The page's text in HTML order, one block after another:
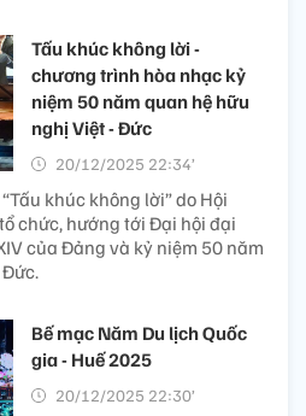
Tấu khúc không lời -
chương trình hòa nhạc kỷ
niệm 50 năm quan hệ hữu
nghị Việt - Đức
20/12/2025 22:34’
khúc không lời” do Hội
chức, hướng tới Đại hội đại
của Đảng và kỷ niệm 50 năm
Bế mạc Năm Du lịch Quốc
gia - Huế 2025
20/12/2025 22:30’